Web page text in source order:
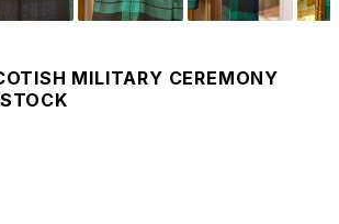
MILITARY CEREMONY